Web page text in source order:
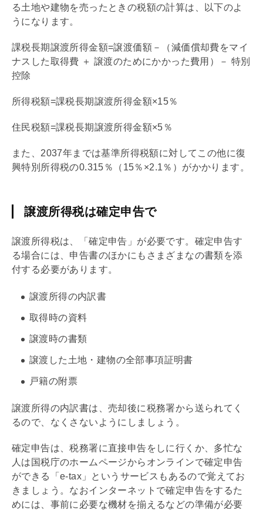
る土地や建物を売ったときの税額の計算は、以下のよ
うになります。
課税長期譲渡所得金額=譲渡価額－（減価償却費をマイ
ナスした取得費 ＋ 譲渡のためにかかった費用）－ 特別
控除
所得税額=課税長期譲渡所得金額×15％
住民税額=課税長期譲渡所得金額×5％
また、2037年までは基準所得税額に対してこの他に復
興特別所得税の0.315％（15％×2.1％）がかかります。
譲渡所得税は確定申告で
譲渡所得税は、「確定申告」が必要です。確定申告す
る場合には、申告書のほかにもさまざまなの書類を添
付する必要があります。
譲渡所得の内訳書
取得時の資料
譲渡時の書類
譲渡した土地・建物の全部事項証明書
戸籍の附票
譲渡所得の内訳書は、売却後に税務署から送られてく
るので、なくさないようにしましょう。
確定申告は、税務署に直接申告をしに行くか、多忙な
人は国税庁のホームページからオンラインで確定申告
ができる「e-tax」というサービスもあるので覚えてお
きましょう。なおインターネットで確定申告をするた
めには、事前に必要な機材を揃えるなどの準備が必要